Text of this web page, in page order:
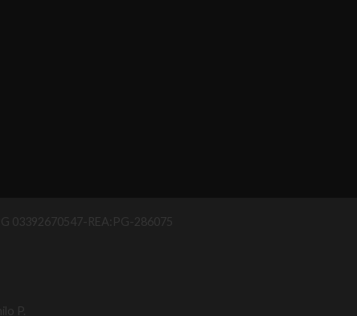
03392670547-REA:PG-286075
P.